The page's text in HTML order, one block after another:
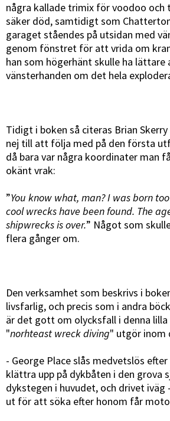
några kallade trimix för voodoo och
säker död, samtidigt som
garaget ståendes på utsidan med
genom fönstret för att vrida om
han som högerhänt skulle ha
vänsterhanden om det hela
Tidigt i boken så citeras Brian
nej till att följa med på den första
då bara var några koordinater man
okänt vrak:
”You know what, man? I was born
cool wrecks have been found. The
shipwrecks is over.” Något som
flera gånger om.
Den verksamhet som beskrivs i
livsfarlig, och precis som i andra
är det gott om olycksfall i denna lilla
"norhteast wreck diving" utgör inom
- George Place slås medvetslös
klättra upp på dykbåten i den grova
dykstegen i huvudet, och drivet iväg
ut för att söka efter honom får